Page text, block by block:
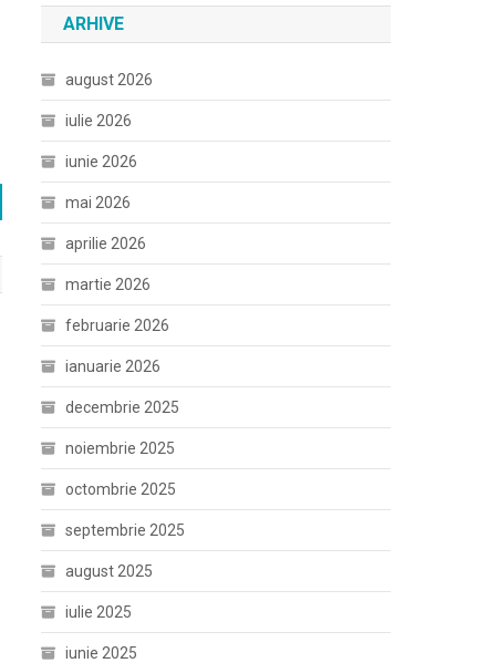
ARHIVE
august 2026
iulie 2026
iunie 2026
mai 2026
aprilie 2026
martie 2026
februarie 2026
ianuarie 2026
decembrie 2025
noiembrie 2025
octombrie 2025
septembrie 2025
august 2025
iulie 2025
iunie 2025